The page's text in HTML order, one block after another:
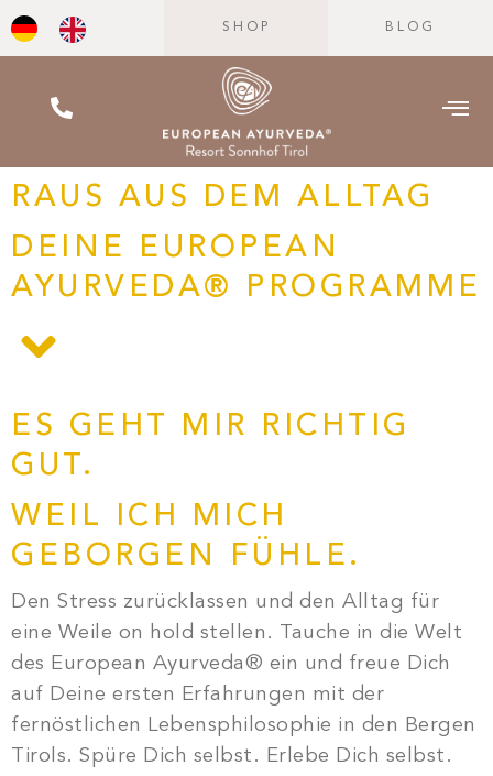
SHOP BLOG
RAUS AUS DEM ALLTAG
DEINE EUROPEAN
AYURVEDA® PROGRAMME
ES GEHT MIR RICHTIG
GUT.
WEIL ICH MICH
GEBORGEN FÜHLE.
Den Stress zurücklassen und den Alltag für
eine Weile on hold stellen. Tauche in die Welt
des European Ayurveda® ein und freue Dich
auf Deine ersten Erfahrungen mit der
fernöstlichen Lebensphilosophie in den Bergen
Tirols. Spüre Dich selbst. Erlebe Dich selbst.